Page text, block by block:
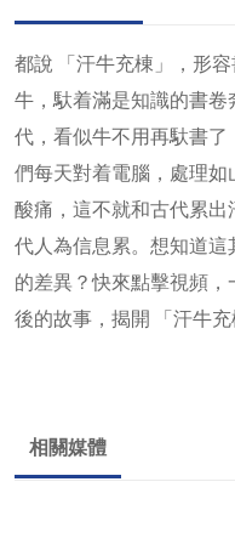
都說 「汗牛充棟」，形
牛，馱着滿是知識的書
代，看似牛不用再馱書
們每天對着電腦，處理
酸痛，這不就和古代累
代人為信息累。想知道
的差異？快來點擊視頻
後的故事，揭開 「汗牛
相關媒體